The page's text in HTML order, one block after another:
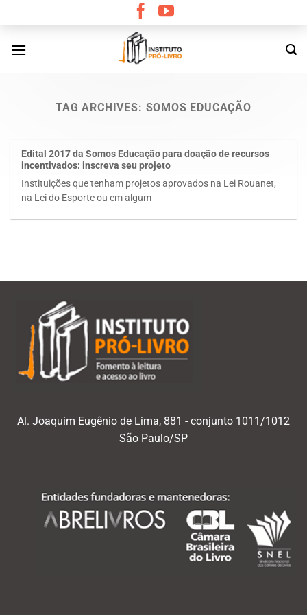
content
TAG ARCHIVES: SOMOS EDUCAÇÃO
Edital 2017 da Somos Educação para doação de recursos
incentivados: inscreva seu projeto
Instituições que tenham projetos aprovados na Lei Rouanet,
na Lei do Esporte ou em algum
Al. Joaquim Eugênio de Lima, 881 - conjunto 1011/1012
São Paulo/SP